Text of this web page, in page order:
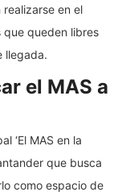
en el
que queden libres
llegada.
el MAS a
‘El MAS en la
que busca
como espacio de